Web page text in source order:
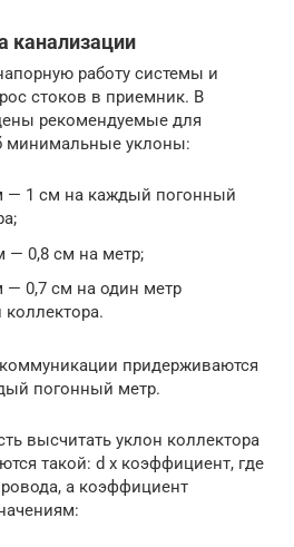
канализации
работу системы и
стоков в приемник. В
рекомендуемые для
минимальные уклоны:
— 1 см на каждый погонный
— 0,8 см на метр;
— 0,7 см на один метр
придерживаются
погонный метр.
высчитать уклон коллектора
такой: d х коэффициент, где
а коэффициент